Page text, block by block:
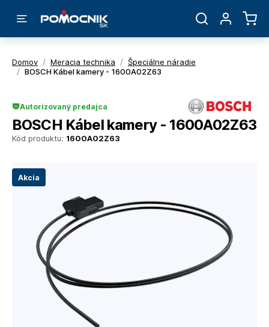
Domov / Meracia technika / Špeciálne náradie
/ BOSCH Kábel kamery - 1600A02Z63
Akcia
Kód produktu: 1600A02Z63
Autorizovaný predajca
BOSCH Kábel kamery - 1600A02Z63